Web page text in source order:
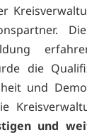
die
und
und